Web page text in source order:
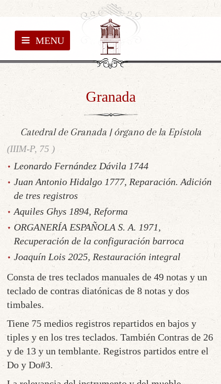
MENU
Granada
Catedral de Granada | órgano de la Epístola
(IIIM-P, 75 )
Leonardo Fernández Dávila 1744
Juan Antonio Hidalgo 1777, Reparación. Adición
de tres registros
Aquiles Ghys 1894, Reforma
ORGANERÍA ESPAÑOLA S. A. 1971,
Recuperación de la configuración barroca
Joaquín Lois 2025, Restauración integral
Consta de tres teclados manuales de 49 notas y un
teclado de contras diatónicas de 8 notas y dos
timbales.
Tiene 75 medios registros repartidos en bajos y
tiples y en los tres teclados. También Contras de 26
y de 13 y un temblante. Registros partidos entre el
Do y Do#3.